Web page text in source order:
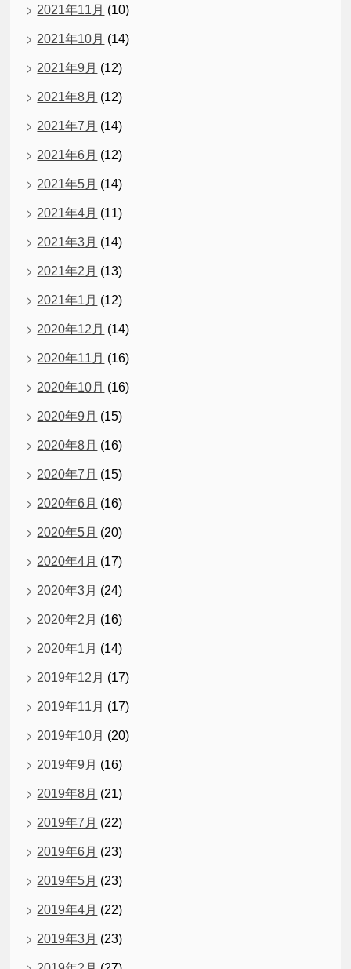
2021年11月 (10)
2021年10月 (14)
2021年9月 (12)
2021年8月 (12)
2021年7月 (14)
2021年6月 (12)
2021年5月 (14)
2021年4月 (11)
2021年3月 (14)
2021年2月 (13)
2021年1月 (12)
2020年12月 (14)
2020年11月 (16)
2020年10月 (16)
2020年9月 (15)
2020年8月 (16)
2020年7月 (15)
2020年6月 (16)
2020年5月 (20)
2020年4月 (17)
2020年3月 (24)
2020年2月 (16)
2020年1月 (14)
2019年12月 (17)
2019年11月 (17)
2019年10月 (20)
2019年9月 (16)
2019年8月 (21)
2019年7月 (22)
2019年6月 (23)
2019年5月 (23)
2019年4月 (22)
2019年3月 (23)